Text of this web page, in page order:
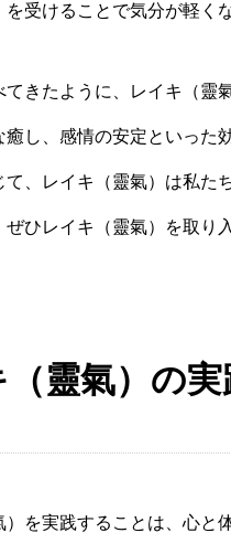
を受けることで気分が軽く
てきたように、レイキ（靈
癒し、感情の安定といった
て、レイキ（靈氣）は私た
ぜひレイキ（靈氣）を取り
（靈氣）の
）を実践することは、心と